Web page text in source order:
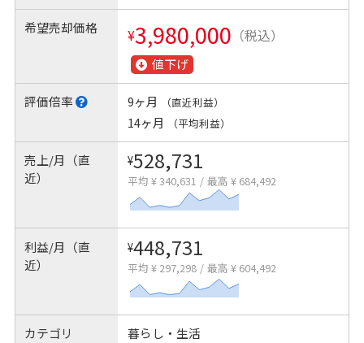
希望売却価格 ¥3,980,000 （税込）
値下げ
評価倍率 9ヶ月 （直近利益）
14ヶ月 （平均利益）
売上/月（直
近）
¥528,731
平均 ¥ 340,631 / 最高 ¥ 684,492
利益/月（直
近）
¥448,731
平均 ¥ 297,298 / 最高 ¥ 604,492
カテゴリ 暮らし・生活